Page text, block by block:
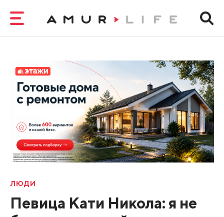
ЛЮДИ
Певица Кати Никола: я не